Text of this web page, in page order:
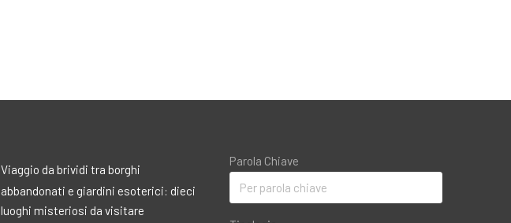
Viaggio da brividi tra borghi
abbandonati e giardini esoterici: dieci
luoghi misteriosi da visitare
Parola Chiave